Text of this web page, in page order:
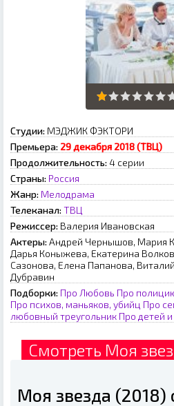
Студии: МЭДЖИК ФЭКТОРИ
Премьера: 29 декабря 2018 (ТВЦ)
Продолжительность: 4 серии
Страны: Россия
Жанр: Мелодрама
Телеканал: ТВЦ
Режиссер: Валерия Ивановская
Актеры: Андрей Чернышов, Мария
Дарья Коныжева, Екатерина
Сазонова, Елена Папанова,
Дубравин
Подборки: Про Любовь Про
Про психов, маньяков, убийц Про
любовный треугольник Про детей
Смотреть Моя
Моя звезда (2018)